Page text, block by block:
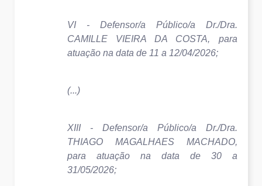
VI - Defensor/a Público/a Dr./Dra.
CAMILLE VIEIRA DA COSTA, para
atuação na data de 11 a 12/04/2026;
(...)
XIII - Defensor/a Público/a Dr./Dra.
THIAGO MAGALHAES MACHADO,
para atuação na data de 30 a
31/05/2026;